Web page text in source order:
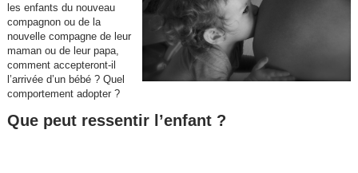
les enfants du nouveau
compagnon ou de la
nouvelle compagne de leur
maman ou de leur papa,
comment accepteront-il
l’arrivée d’un bébé ? Quel
comportement adopter ?
Que peut ressentir l’enfant ?